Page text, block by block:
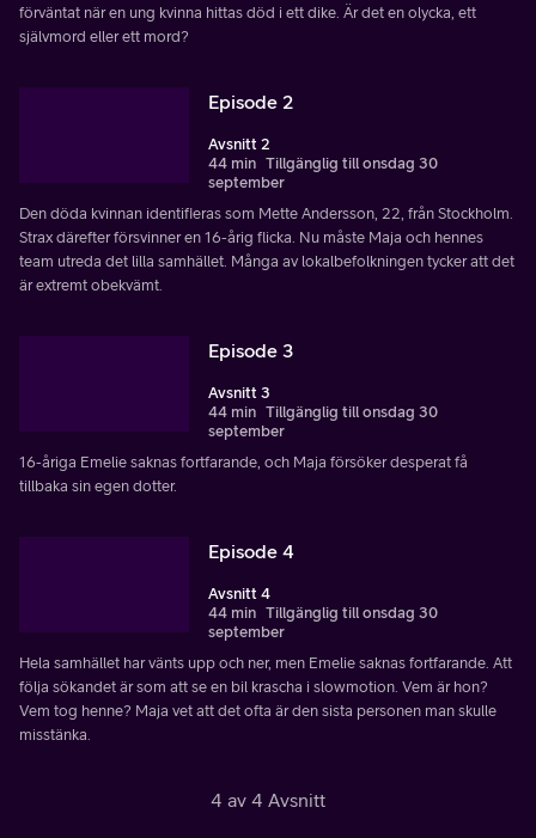
förväntat när en ung kvinna hittas död i ett dike. Är det en olycka, ett
självmord eller ett mord?
Episode 2
Avsnitt 2
44 min Tillgänglig till onsdag 30
september
Den döda kvinnan identifieras som Mette Andersson, 22, från Stockholm.
Strax därefter försvinner en 16-årig flicka. Nu måste Maja och hennes
team utreda det lilla samhället. Många av lokalbefolkningen tycker att det
är extremt obekvämt.
Episode 3
Avsnitt 3
44 min Tillgänglig till onsdag 30
september
16-åriga Emelie saknas fortfarande, och Maja försöker desperat få
tillbaka sin egen dotter.
Episode 4
Avsnitt 4
44 min Tillgänglig till onsdag 30
september
Hela samhället har vänts upp och ner, men Emelie saknas fortfarande. Att
följa sökandet är som att se en bil krascha i slowmotion. Vem är hon?
Vem tog henne? Maja vet att det ofta är den sista personen man skulle
misstänka.
4 av 4 Avsnitt